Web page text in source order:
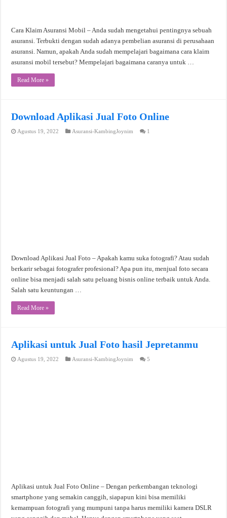
Cara Klaim Asuransi Mobil – Anda sudah mengetahui pentingnya sebuah
asuransi. Terbukti dengan sudah adanya pembelian asuransi di perusahaan
asuransi. Namun, apakah Anda sudah mempelajari bagaimana cara klaim
asuransi mobil tersebut? Mempelajari bagaimana caranya untuk …
Read More »
Download Aplikasi Jual Foto Online
Agustus 19, 2022 Asuransi-KambingJoynim 1
Download Aplikasi Jual Foto – Apakah kamu suka fotografi? Atau sudah
berkarir sebagai fotografer profesional? Apa pun itu, menjual foto secara
online bisa menjadi salah satu peluang bisnis online terbaik untuk Anda.
Salah satu keuntungan …
Read More »
Aplikasi untuk Jual Foto hasil Jepretanmu
Agustus 19, 2022 Asuransi-KambingJoynim 5
Aplikasi untuk Jual Foto Online – Dengan perkembangan teknologi
smartphone yang semakin canggih, siapapun kini bisa memiliki
kemampuan fotografi yang mumpuni tanpa harus memiliki kamera DSLR